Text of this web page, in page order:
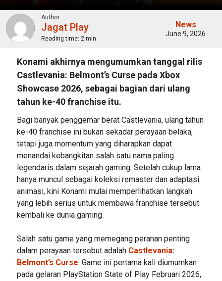
Author
Jagat Play
Reading time: 2 min
News
June 9, 2026
Konami akhirnya mengumumkan tanggal rilis
Castlevania: Belmont’s Curse pada Xbox
Showcase 2026, sebagai bagian dari ulang
tahun ke-40 franchise itu.
Bagi banyak penggemar berat Castlevania, ulang tahun
ke-40 franchise ini bukan sekadar perayaan belaka,
tetapi juga momentum yang diharapkan dapat
menandai kebangkitan salah satu nama paling
legendaris dalam sejarah gaming. Setelah cukup lama
hanya muncul sebagai koleksi remaster dan adaptasi
animasi, kini Konami mulai memperlihatkan langkah
yang lebih serius untuk membawa franchise tersebut
kembali ke dunia gaming.
Salah satu game yang memegang peranan penting
dalam perayaan tersebut adalah Castlevania:
Belmont’s Curse. Game ini pertama kali diumumkan
pada gelaran PlayStation State of Play Februari 2026,